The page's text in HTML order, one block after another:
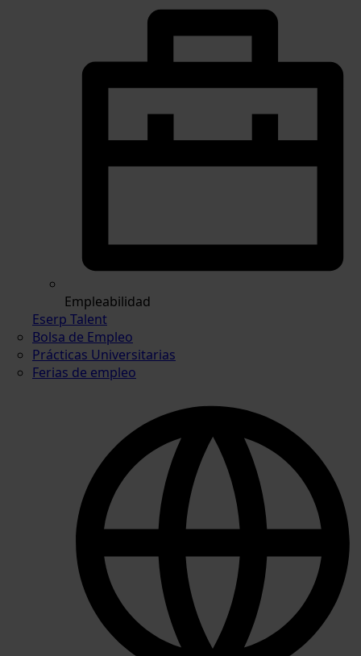
Empleabilidad
Eserp Talent
Bolsa de Empleo
Prácticas Universitarias
Ferias de empleo